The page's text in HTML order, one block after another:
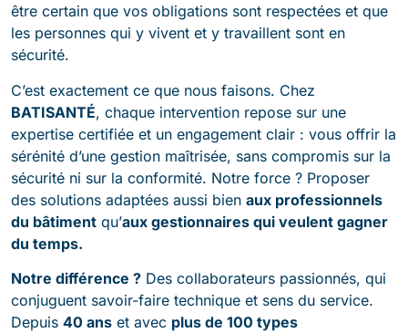
être certain que vos obligations sont respectées et que
les personnes qui y vivent et y travaillent sont en
sécurité.
C’est exactement ce que nous faisons. Chez
BATISANTÉ, chaque intervention repose sur une
expertise certifiée et un engagement clair : vous offrir la
sérénité d’une gestion maîtrisée, sans compromis sur la
sécurité ni sur la conformité. Notre force ? Proposer
des solutions adaptées aussi bienaux professionnels
du bâtiment qu’aux gestionnaires qui veulent gagner
du temps.
Notre différence ? Des collaborateurs passionnés, qui
conjuguent savoir-faire technique et sens du service.
Depuis40 ans et avec plus de 100 types